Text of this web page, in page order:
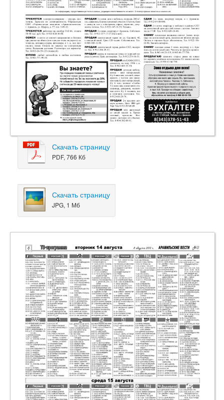
Скачать страницу
PDF, 766 Кб
Скачать страницу
JPG, 1 Мб